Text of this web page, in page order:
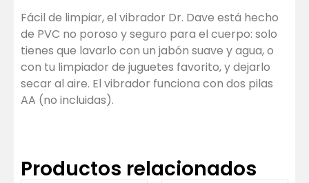
Fácil de limpiar, el vibrador Dr. Dave está hecho
de PVC no poroso y seguro para el cuerpo: solo
tienes que lavarlo con un jabón suave y agua, o
con tu limpiador de juguetes favorito, y dejarlo
secar al aire. El vibrador funciona con dos pilas
AA (no incluidas).
Productos relacionados